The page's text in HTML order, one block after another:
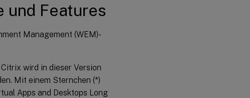
und Features
Management (WEM)-
wird in dieser Version
Mit einem Sternchen (*)
Apps and Desktops Long